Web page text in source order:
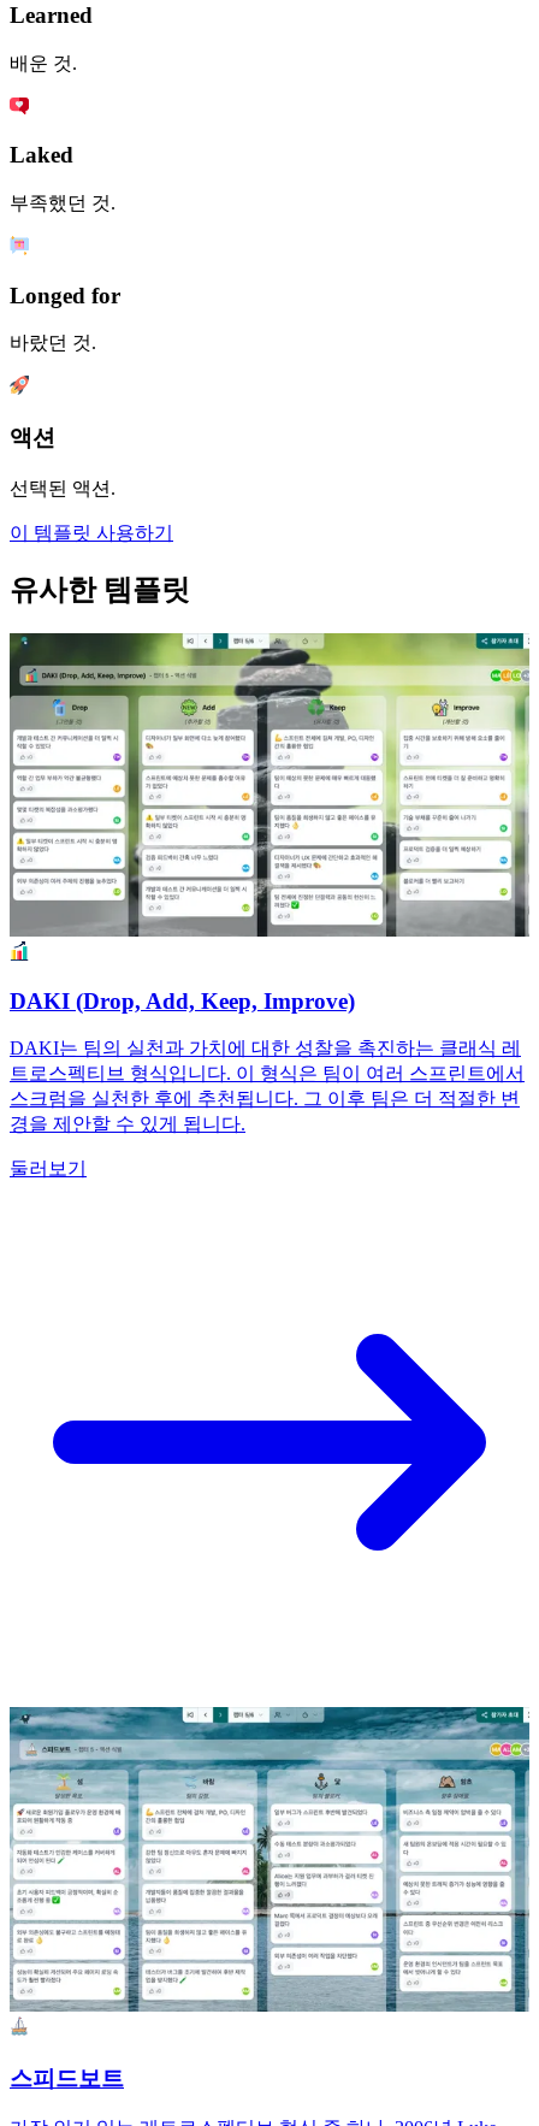
Learned
배운 것.
Laked
부족했던 것.
Longed for
바랐던 것.
액션
선택된 액션.
이 템플릿 사용하기
유사한 템플릿
DAKI (Drop, Add, Keep, Improve)
DAKI는 팀의 실천과 가치에 대한 성찰을 촉진하는 클래식 레
트로스펙티브 형식입니다. 이 형식은 팀이 여러 스프린트에서
스크럼을 실천한 후에 추천됩니다. 그 이후 팀은 더 적절한 변
경을 제안할 수 있게 됩니다.
둘러보기
스피드보트